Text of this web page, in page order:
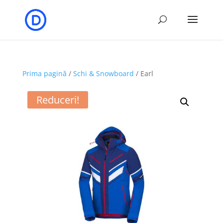
Prima pagină / Schi & Snowboard / Earl
Reduceri!